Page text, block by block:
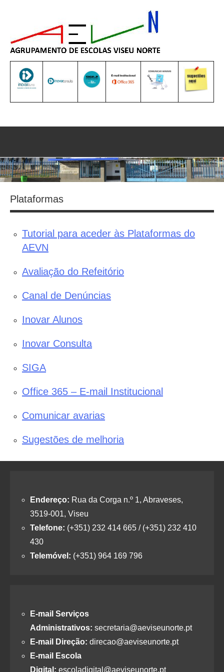
conteúdo
Plataformas
Tutorial para aceder às Plataformas do
AEVN
Avaliação do Refeitório
Canal de Denúncias
Inovar Alunos
Inovar Consulta
SIGA
Office 365 – E-mail Institucional
Comunicar avarias
Sugestões de melhoria
Endereço: Rua da Corga n.º 1, Abraveses,
3519-001, Viseu
Telefone: (+351) 232 414 665 / (+351) 232 410
430
Telemóvel: (+351) 964 169 796
E-mail Serviços
Administrativos: secretaria@aeviseunorte.pt
E-mail Direção: direcao@aeviseunorte.pt
E-mail Escola
Digital: escoladigital@aeviseunorte.pt